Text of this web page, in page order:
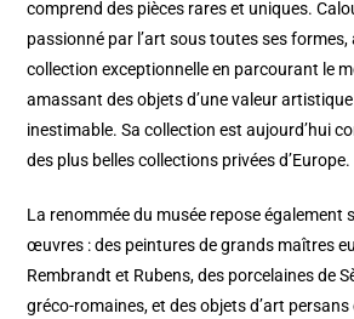
comprend des pièces rares et uniques.
passionné par l’art sous toutes ses
collection exceptionnelle en parcourant le
amassant des objets d’une valeur
inestimable. Sa collection est aujourd’hui
des plus belles collections privées d’Europe.
La renommée du musée repose également
œuvres : des peintures de grands maîtres
Rembrandt et Rubens, des porcelaines de
gréco-romaines, et des objets d’art